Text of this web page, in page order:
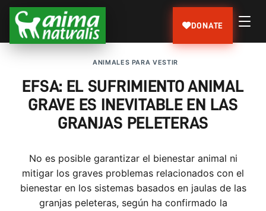
DONATE
ANIMALES PARA VESTIR
EFSA: EL SUFRIMIENTO ANIMAL
GRAVE ES INEVITABLE EN LAS
GRANJAS PELETERAS
No es posible garantizar el bienestar animal ni
mitigar los graves problemas relacionados con el
bienestar en los sistemas basados en jaulas de las
granjas peleteras, según ha confirmado la